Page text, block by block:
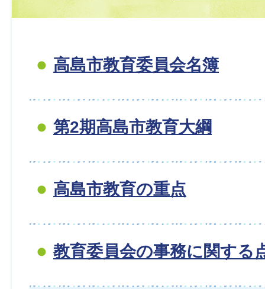
高島市教育委員会名簿
第2期高島市教育大綱
高島市教育の重点
教育委員会の事務に関する